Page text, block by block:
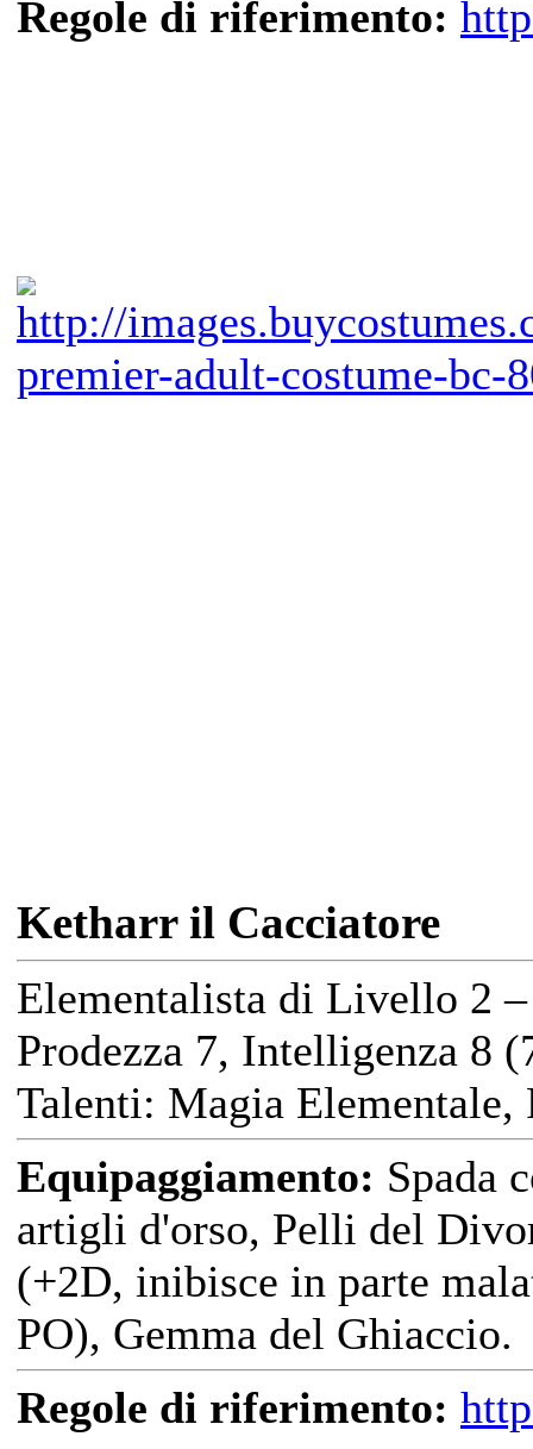
Regole di riferimento:
Ketharr il Cacciatore
Elementalista di Livello 2
Prodezza 7, Intelligenza 8
Talenti: Magia Elementale,
Equipaggiamento: Spada
artigli d'orso, Pelli del
(+2D, inibisce in parte
PO), Gemma del Ghiaccio.
Regole di riferimento: